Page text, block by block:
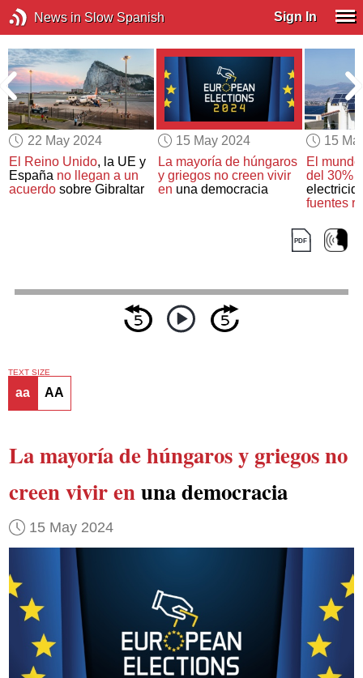
News in Slow Spanish Sign In
22 May 2024
El Reino Unido, la UE y
España no llegan a un
acuerdo sobre Gibraltar
15 May 2024
La mayoría de húngaros
y griegos no creen vivir
en una democracia
15
El
del 30%
fuentes
TEXT SIZE
aa AA
La mayoría de húngaros y griegos no
creen vivir enuna democracia
15 May 2024